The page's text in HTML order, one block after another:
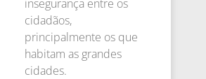
insegurança entre os
cidadãos,
principalmente os que
habitam as grandes
cidades.